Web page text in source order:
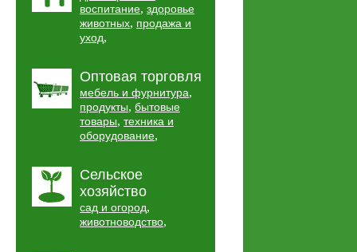
воспитание, здоровье
животных, продажа и
уход,
Оптовая торговля
мебель и фурнитура,
продукты, бытовые
товары, техника и
оборудование,
Сельское
хозяйство
сад и огород,
животноводство,